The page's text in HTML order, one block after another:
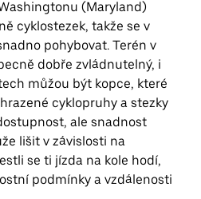
(Maryland)
cyklostezek, takže se v
pohybovat. Terén v
dobře zvládnutelný, i
můžou být kopce, které
cyklopruhy a stezky
ale snadnost
lišit v závislosti na
se ti jízda na kole hodí,
podmínky a vzdálenosti